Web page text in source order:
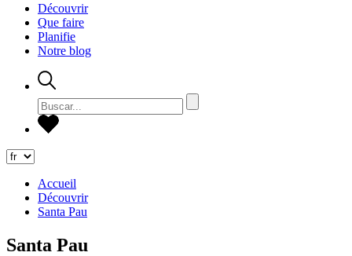
Découvrir
Que faire
Planifie
Notre blog
Accueil
Découvrir
Santa Pau
Santa Pau